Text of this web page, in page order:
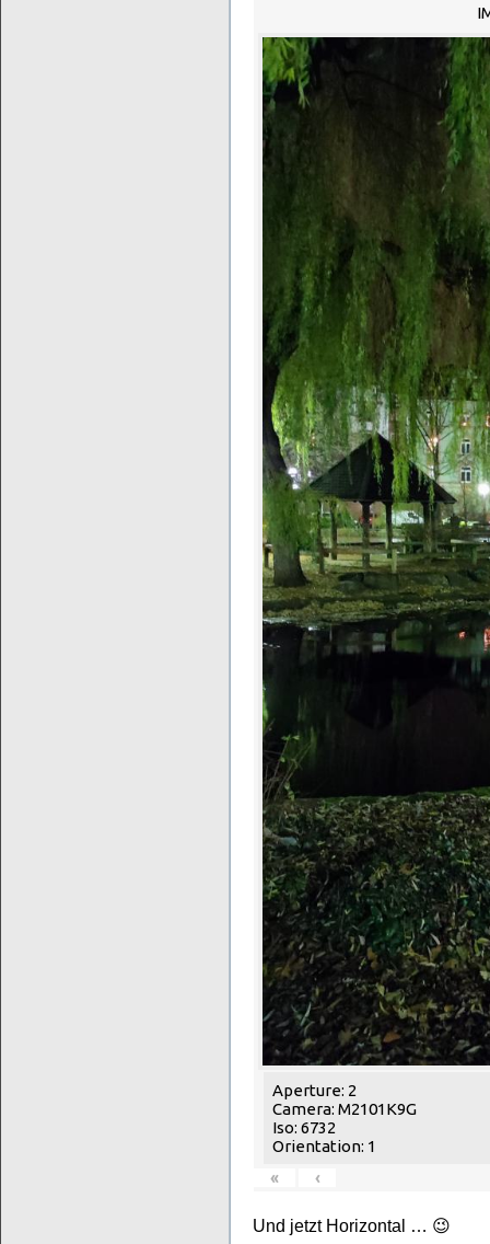
Aperture: 2
Camera: M2101K9G
Iso: 6732
Orientation: 1
«
‹
Und jetzt Horizontal … 😉